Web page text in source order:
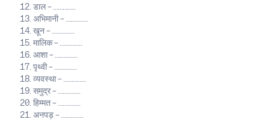
डाल – …………..
अभिमानी – …………..
खून – …………..
मालिक – …………..
आशा – …………..
पृथ्वी – …………..
व्यवस्था – …………..
समुद्र – …………..
हिम्मत – …………..
अनपड़ – …………..